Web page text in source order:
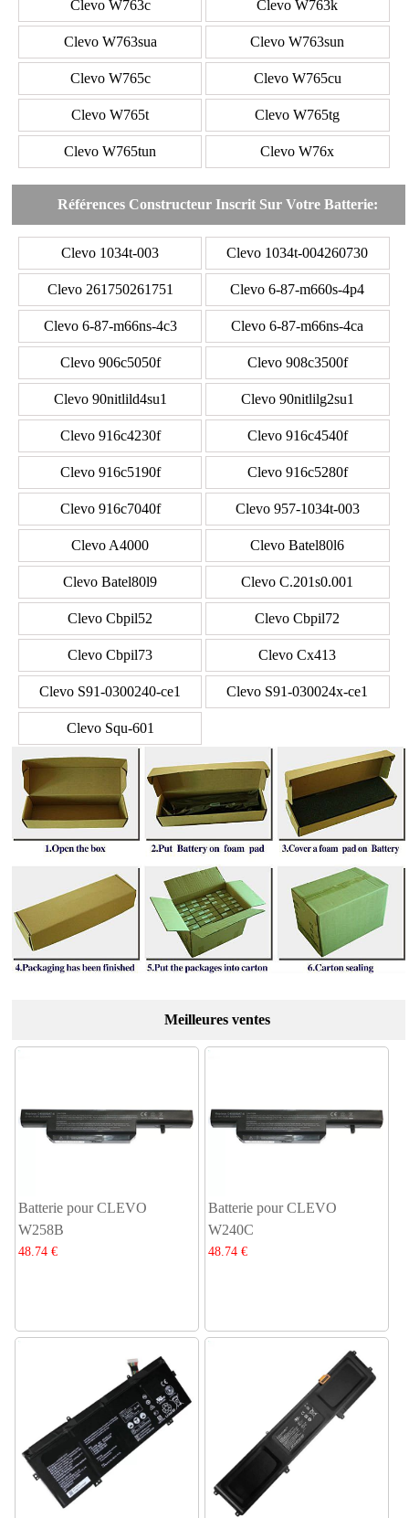
Clevo W763c Clevo W763k
Clevo W763sua Clevo W763sun
Clevo W765c Clevo W765cu
Clevo W765t Clevo W765tg
Clevo W765tun Clevo W76x
Références Constructeur Inscrit Sur Votre Batterie:
Clevo 1034t-003 Clevo 1034t-004260730
Clevo 261750261751 Clevo 6-87-m660s-4p4
Clevo 6-87-m66ns-4c3 Clevo 6-87-m66ns-4ca
Clevo 906c5050f Clevo 908c3500f
Clevo 90nitlild4su1 Clevo 90nitlilg2su1
Clevo 916c4230f Clevo 916c4540f
Clevo 916c5190f Clevo 916c5280f
Clevo 916c7040f Clevo 957-1034t-003
Clevo A4000 Clevo Batel80l6
Clevo Batel80l9 Clevo C.201s0.001
Clevo Cbpil52 Clevo Cbpil72
Clevo Cbpil73 Clevo Cx413
Clevo S91-0300240-ce1 Clevo S91-030024x-ce1
Clevo Squ-601
Meilleures ventes
Batterie pour CLEVO
W258B
48.74 €
Batterie pour CLEVO
W240C
48.74 €